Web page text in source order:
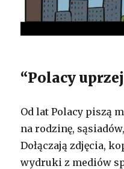
“Polacy
Od lat Polacy piszą
na rodzinę,
Dołączają zdjęcia,
wydruki z mediów